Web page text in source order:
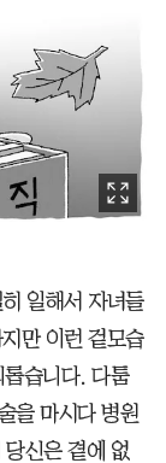
일해서 자녀들
만 이런 겉모습
습니다. 다툼
을 마시다 병원
신은 곁에 없